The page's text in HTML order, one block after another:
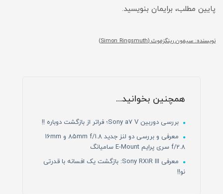
پایین مطلب، برایمان بنویسید.
نویسنده: سیمون رینگزموث (Simon Ringsmuth)
همچنین بخوانید...
بررسی دوربین Sony a7 V؛ فراتر از بازگشت دوباره !!
معرفی و بررسی دو لنز جدید 85mm f/1.8 و 16mm
f/2.8 سری پرایم E-Mount سامیانگ
معرفی Sony RX1R III: بازگشت یک افسانه با قدرتی
نو!!